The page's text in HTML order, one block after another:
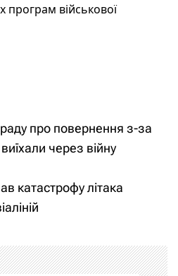
програм військової
про повернення з-за
через війну
катастрофу літака